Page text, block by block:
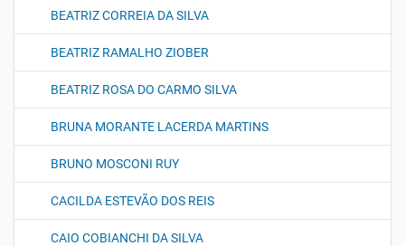
BEATRIZ CORREIA DA SILVA
BEATRIZ RAMALHO ZIOBER
BEATRIZ ROSA DO CARMO SILVA
BRUNA MORANTE LACERDA MARTINS
BRUNO MOSCONI RUY
CACILDA ESTEVÃO DOS REIS
CAIO COBIANCHI DA SILVA